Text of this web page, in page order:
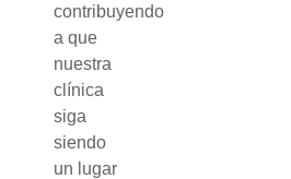
contribuyendo
a que
nuestra
clínica
siga
siendo
un lugar